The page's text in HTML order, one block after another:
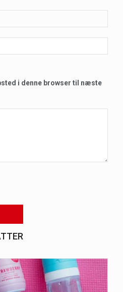
i denne browser til næste